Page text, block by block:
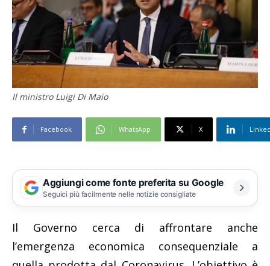
Il ministro Luigi Di Maio
Facebook WhatsApp X
Aggiungi come fonte preferita su Google
Seguici più facilmente nelle notizie consigliate
Il Governo cerca di affrontare anche
l’emergenza economica consequenziale a